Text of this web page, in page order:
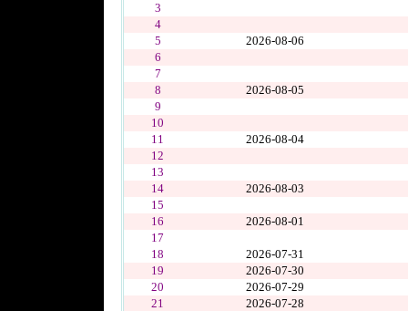
3
4
5
2026-08-06
6
7
8
2026-08-05
9
10
11
2026-08-04
12
13
14
2026-08-03
15
16
2026-08-01
17
18
2026-07-31
19
2026-07-30
20
2026-07-29
21
2026-07-28